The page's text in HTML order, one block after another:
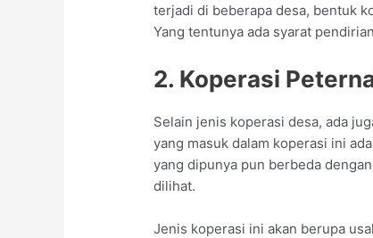
terjadi di beberapa desa, bentuk
Yang tentunya ada syarat
2. Koperasi
Selain jenis koperasi desa, ada
yang masuk dalam koperasi ini
yang dipunya pun berbeda
dilihat.
Jenis koperasi ini akan berupa